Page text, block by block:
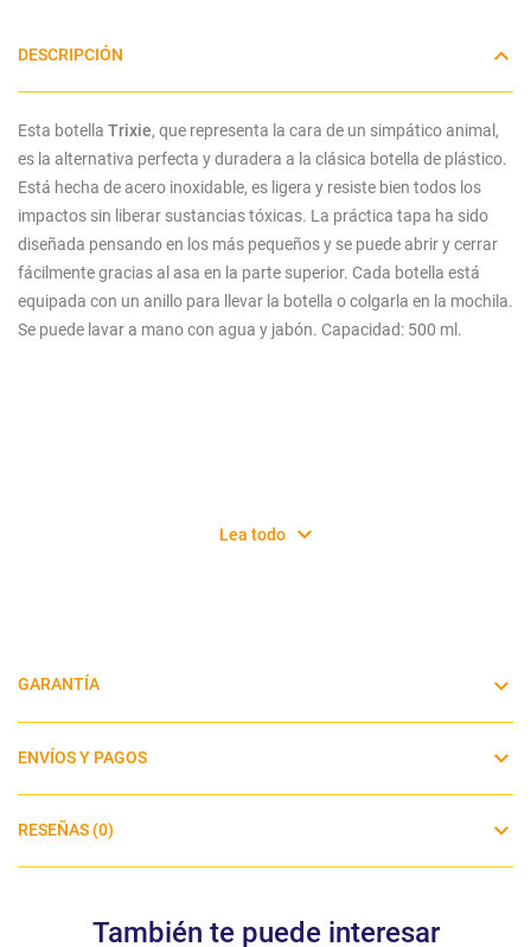
DESCRIPCIÓN
Esta botella Trixie, que representa la cara de un simpático animal,
es la alternativa perfecta y duradera a la clásica botella de plástico.
Está hecha de acero inoxidable, es ligera y resiste bien todos los
impactos sin liberar sustancias tóxicas. La práctica tapa ha sido
diseñada pensando en los más pequeños y se puede abrir y cerrar
fácilmente gracias al asa en la parte superior. Cada botella está
equipada con un anillo para llevar la botella o colgarla en la mochila.
Se puede lavar a mano con agua y jabón. Capacidad: 500 ml.
Lea todo
GARANTÍA
ENVÍOS Y PAGOS
RESEÑAS (0)
También te puede interesar